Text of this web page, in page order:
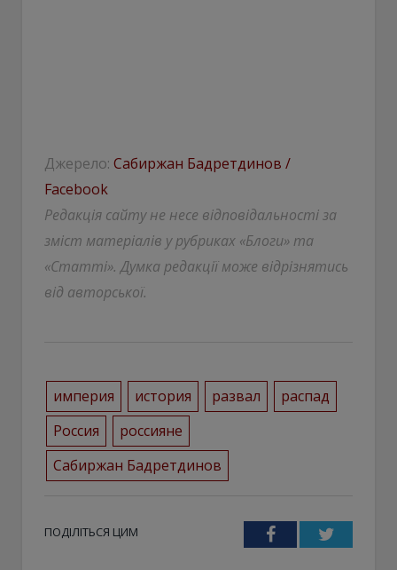
Джерело: Сабиржан Бадретдинов /
Facebook
Редакція сайту не несе відповідальності за
зміст матеріалів у рубриках «Блоги» та
«Статті». Думка редакції може відрізнятись
від авторської.
империя история развал
распад
Россия
россияне
Сабиржан Бадретдинов
ПОДІЛІТЬСЯ ЦИМ FacebookTwitter